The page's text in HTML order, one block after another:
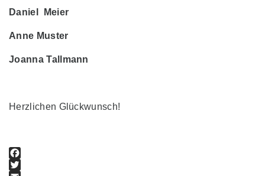
Daniel Meier
Anne Muster
Joanna Tallmann
Herzlichen Glückwunsch!
Facebook